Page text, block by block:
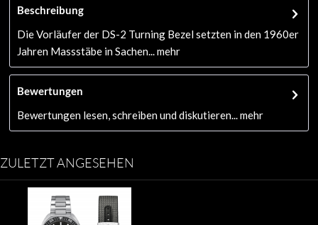
Beschreibung
Die Vorläufer der DS-2 Turning Bezel setzten in den 1960er
Jahren Massstäbe in Sachen...
mehr
Bewertungen
Bewertungen lesen, schreiben und diskutieren...
mehr
ZULETZT ANGESEHEN